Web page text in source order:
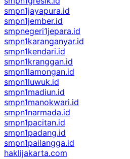
smpn1jayapura.id
smpn1jember.id
smpnegeri1jepara.id
smpn1karanganyar.id
smpn1kendari.id
smpn1kranggan.id
smpn1lamongan.id
smpn1luwuk.id
smpn1madiun.id
smpn1manokwari.id
smpn1narmada.id
smpn1pacitan.id
smpn1padang.id
smpn1pailangga.id
haklijakarta.com